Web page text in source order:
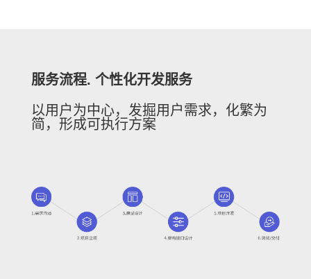
服务流程. 个性化开发服务
以用户为中心，发掘用户需求，化繁为
简，形成可执行方案